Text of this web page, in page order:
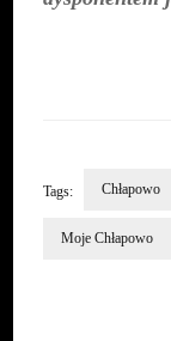
Tags: Chłapowo
Moje Chłapowo